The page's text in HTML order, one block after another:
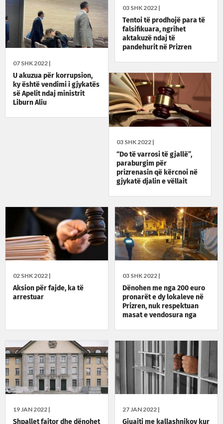
07 SHK 2022 |
U akuzua për korrupsion,
ky është vendimi i gjykatës
së Apelit ndaj ministrit
Liburn Aliu
03 SHK 2022 |
Tentoi të prodhojë para të
falsifikuara, ngrihet
aktakuzë ndaj të
pandehurit në Prizren
03 SHK 2022 |
“Do të varrosi të gjallë”,
paraburgim për
prizrenasin që kërcnoi në
gjykatë djalin e vëllait
03 SHK 2022 |
Dënohen me nga 200 euro
pronarët e dy lokaleve në
Prizren, nuk respektuan
masat e vendosura nga
02 SHK 2022 |
Aksion për fajde, ka të
arrestuar
27 JAN 2022 |
Gjuajti me kallashnikov kur
19 JAN 2022 |
Shpallet fajtor dhe dënohet